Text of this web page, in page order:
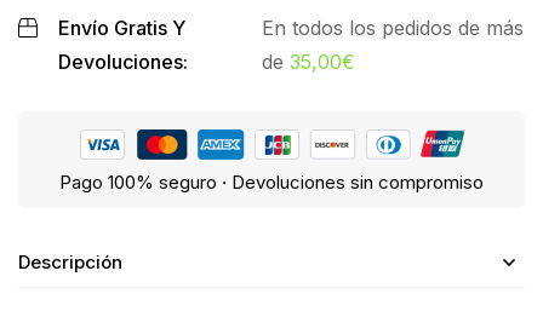
Envío Gratis Y
Devoluciones:
En todos los pedidos de más
de 35,00€
Pago 100% seguro · Devoluciones sin compromiso
Descripción